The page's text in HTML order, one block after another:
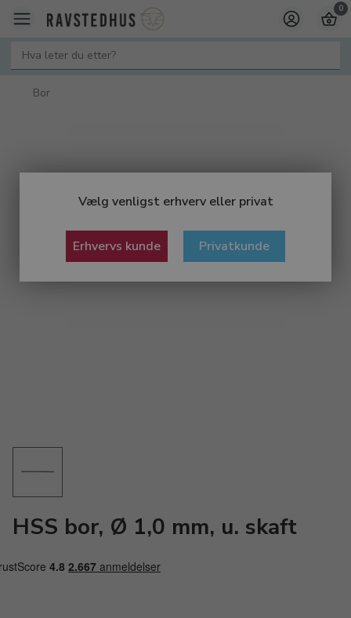
Vælg venligst erhverv eller privat
Erhvervs kunde Privatkunde
0
Bor
HSS bor, Ø 1,0 mm, u. skaft